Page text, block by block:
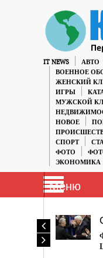
IT NEWS АВТО
ВОЕННОЕ
ЖЕНСКИЙ
ИГРЫ
МУЖСКОЙ
НОВОЕ
СПОРТ
ФОТО
ЭКОНОМИКА
Меню